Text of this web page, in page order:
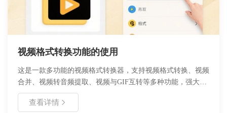
视频格式转换功能的使用
这是一款多功能的视频格式转换器，支持视频格式转换、视频
合并、视频转音频提取、视频与GIF互转等多种功能，强大高
效的视频格式转换多功能工具，摆脱您对视频转换的烦恼！支
持的常见视频格式：
查看详情